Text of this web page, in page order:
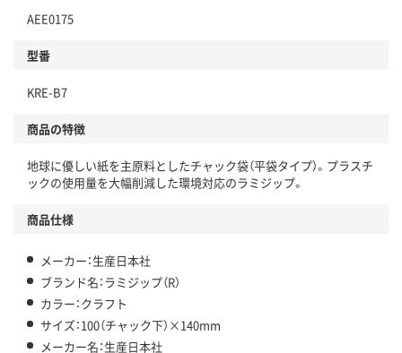
AEE0175
型番
KRE-B7
商品の特徴
地球に優しい紙を主原料としたチャック袋（平袋タイプ）。プラスチ
ックの使用量を大幅削減した環境対応のラミジップ。
商品仕様
メーカー：生産日本社
ブランド名：ラミジップ（R）
カラー：クラフト
サイズ：100（チャック下）×140mm
メーカー名：生産日本社